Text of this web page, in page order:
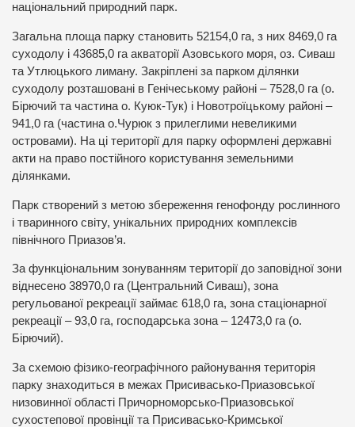
національний природний парк.
Загальна площа парку становить 52154,0 га, з них 8469,0 га
суходолу і 43685,0 га акваторії Азовського моря, оз. Сиваш
та Утлюцького лиману. Закріплені за парком ділянки
суходолу розташовані в Генічеському районі – 7528,0 га (о.
Бірючий та частина о. Куюк-Тук) і Новотроїцькому районі –
941,0 га (частина о.Чурюк з прилеглими невеликими
островами). На ці території для парку оформлені державні
акти на право постійного користування земельними
ділянками.
Парк створений з метою збереження генофонду рослинного
і тваринного світу, унікальних природних комплексів
північного Приазов’я.
За функціональним зонуванням території до заповідної зони
віднесено 38970,0 га (Центральний Сиваш), зона
регульованої рекреації займає 618,0 га, зона стаціонарної
рекреації – 93,0 га, господарська зона – 12473,0 га (о.
Бірючий).
За схемою фізико-географічного районування територія
парку знаходиться в межах Присивасько-Приазовської
низовинної області Причорноморсько-Приазовської
сухостепової провінції та Присивасько-Кримської